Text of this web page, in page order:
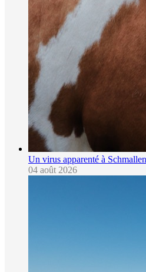
Un virus apparenté à
04 août 2026